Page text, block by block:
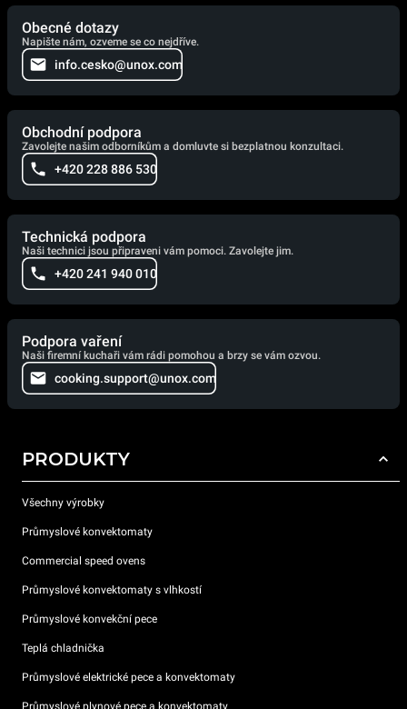
Obecné dotazy
Napište nám, ozveme se co nejdříve.
info.cesko@unox.com
Obchodní podpora
Zavolejte našim odborníkům a domluvte si bezplatnou konzultaci.
+420 228 886 530
Technická podpora
Naši technici jsou připraveni vám pomoci. Zavolejte jim.
+420 241 940 010
Podpora vaření
Naši firemní kuchaři vám rádi pomohou a brzy se vám ozvou.
cooking.support@unox.com
PRODUKTY
Všechny výrobky
Průmyslové konvektomaty
Commercial speed ovens
Průmyslové konvektomaty s vlhkostí
Průmyslové konvekční pece
Teplá chladnička
Průmyslové elektrické pece a konvektomaty
Průmyslové plynové pece a konvektomaty